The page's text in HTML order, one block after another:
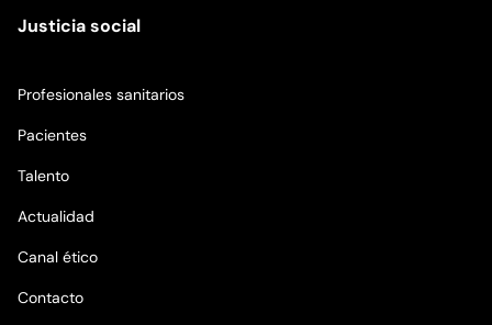
Justicia social
Profesionales sanitarios
Pacientes
Talento
Actualidad
Canal ético
Contacto